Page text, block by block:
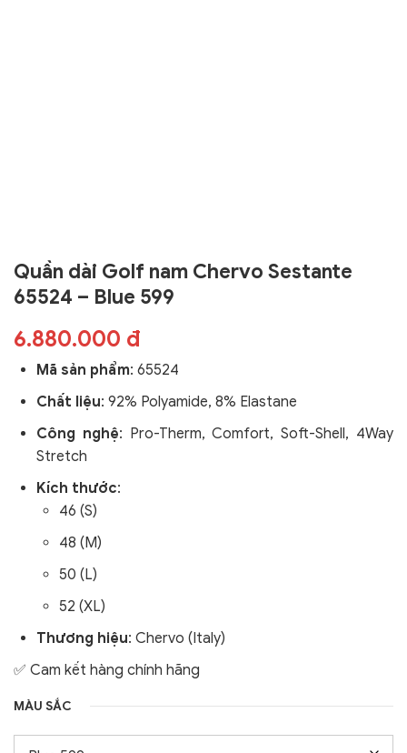
Quần dài Golf nam Chervo Sestante
65524 – Blue 599
6.880.000 đ
Mã sản phẩm: 65524
Chất liệu: 92% Polyamide, 8% Elastane
Công nghệ: Pro-Therm, Comfort, Soft-Shell, 4Way
Stretch
Kích thước:
46 (S)
48 (M)
50 (L)
52 (XL)
Thương hiệu: Chervo (Italy)
✅ Cam kết hàng chính hãng
MÀU SẮC